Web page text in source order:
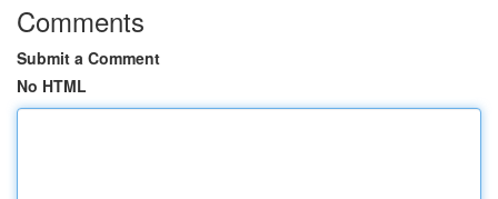
Comments
Submit a Comment
No HTML